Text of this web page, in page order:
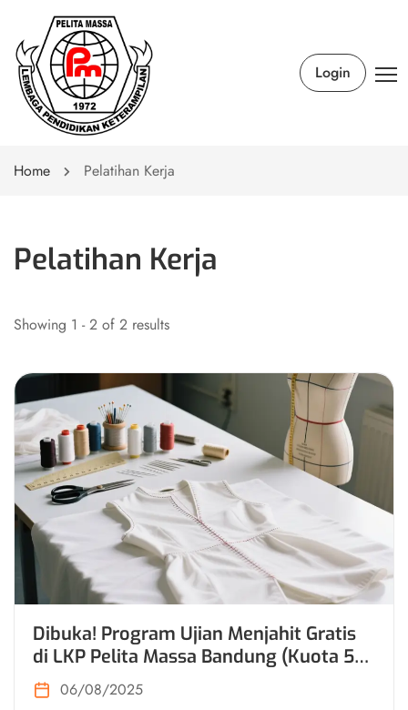
Login
Home Pelatihan Kerja
Pelatihan Kerja
Showing 1 - 2 of 2 results
Dibuka! Program Ujian Menjahit Gratis
di LKP Pelita Massa Bandung (Kuota 50
Peserta)
06/08/2025